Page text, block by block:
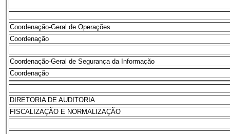
Coordenação-Geral de Operações
Coordenação
Coordenação-Geral de Segurança da Informação
Coordenação
DIRETORIA DE AUDITORIA
FISCALIZAÇÃO E NORMALIZAÇÃO